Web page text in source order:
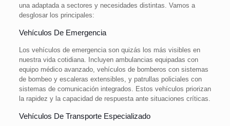
una adaptada a sectores y necesidades distintas. Vamos a
desglosar los principales:
Vehículos De Emergencia
Los vehículos de emergencia son quizás los más visibles en
nuestra vida cotidiana. Incluyen ambulancias equipadas con
equipo médico avanzado, vehículos de bomberos con sistemas
de bombeo y escaleras extensibles, y patrullas policiales con
sistemas de comunicación integrados. Estos vehículos priorizan
la rapidez y la capacidad de respuesta ante situaciones críticas.
Vehículos De Transporte Especializado